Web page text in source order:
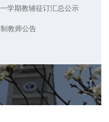
学期教辅征订汇总公示
教师公告